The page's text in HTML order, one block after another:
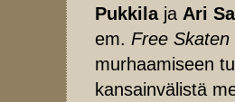
Pukkilaja Ari
em. Free Skaten
murhaamiseen
kansainvälistä